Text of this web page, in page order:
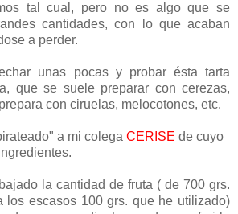
tal cual, pero no es algo que se
cantidades, con lo que acaban
a perder.
unas pocas y probar ésta tarta
que se suele preparar con cerezas,
con ciruelas, melocotones, etc.
a mi colega CERISE de cuyo
la cantidad de fruta ( de 700 grs.
los escasos 100 grs. que he utilizado)